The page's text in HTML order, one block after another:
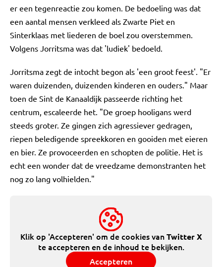
er een tegenreactie zou komen. De bedoeling was dat
een aantal mensen verkleed als Zwarte Piet en
Sinterklaas met liederen de boel zou overstemmen.
Volgens Jorritsma was dat 'ludiek' bedoeld.
Jorritsma zegt de intocht begon als 'een groot feest'. "Er
waren duizenden, duizenden kinderen en ouders." Maar
toen de Sint de Kanaaldijk passeerde richting het
centrum, escaleerde het. "De groep hooligans werd
steeds groter. Ze gingen zich agressiever gedragen,
riepen beledigende spreekkoren en gooiden met eieren
en bier. Ze provoceerden en schopten de politie. Het is
echt een wonder dat de vreedzame demonstranten het
nog zo lang volhielden."
Klik op 'Accepteren' om de cookies vanTwitter X
te accepteren en de inhoud te bekijken.
Accepteren